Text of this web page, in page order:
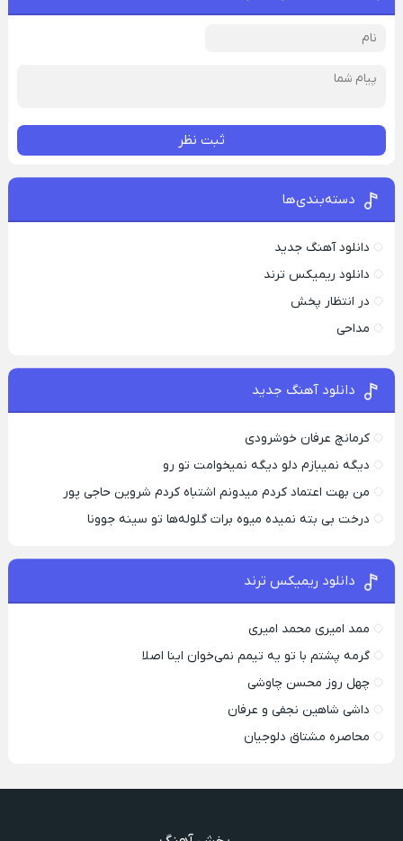
ثبت نظر
دسته‌بندی‌ها
دانلود آهنگ جدید
دانلود ریمیکس ترند
در انتظار پخش
مداحی
دانلود آهنگ جدید
کرمانچ عرفان خوشرودی
دیگه نمیبازم دلو دیگه نمیخوامت تو رو
من بهت اعتماد کردم میدونم اشتباه کردم شروین حاجی پور
درخت بی بته نمیده میوه برات گلوله‌ها تو سینه جوونا
دانلود ریمیکس ترند
ممد امیری محمد امیری
گرمه پشتم با تو یه تیمم نمی‌خوان اینا اصلا
چهل روز محسن چاوشی
داشی شاهین نجفی و عرفان
محاصره مشتاق دلوجیان